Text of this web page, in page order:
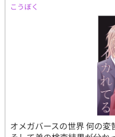
こうぼく
オメガバースの世界 何の変